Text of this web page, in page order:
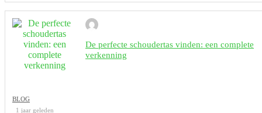
De perfecte schoudertas vinden: een complete
verkenning
BLOG
1 jaar geleden